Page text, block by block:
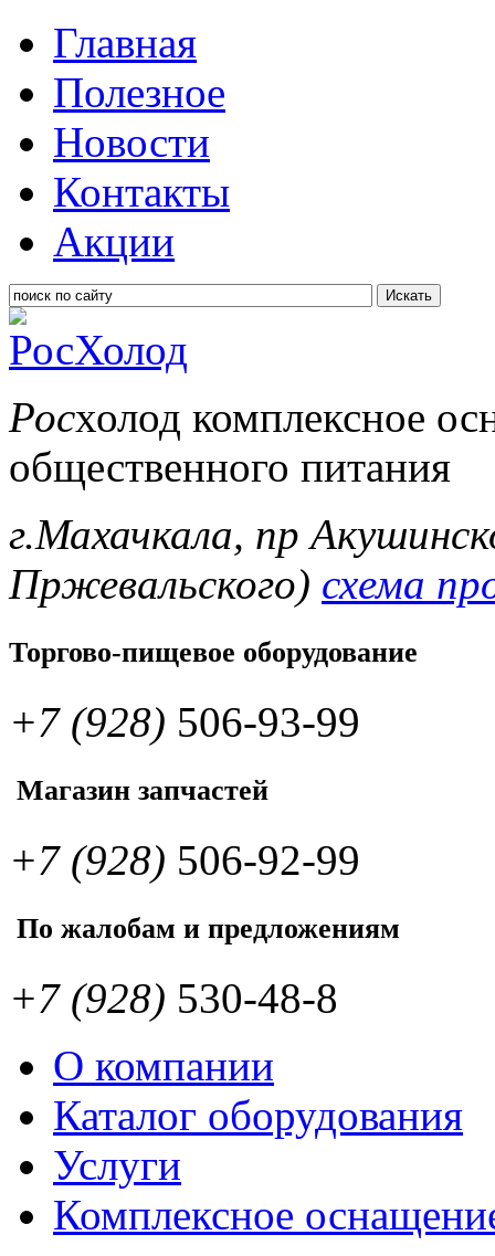
Главная
Полезное
Новости
Контакты
Акции
Искать
Росхолод комплексное
общественного питания
г.Махачкала, пр
Пржевальского) схема
Торгово-пищевое оборудование
+7 (928) 506-93-99
Магазин запчастей
+7 (928) 506-92-99
По жалобам и предложениям
+7 (928) 530-48-8
О компании
Каталог оборудования
Услуги
Комплексное